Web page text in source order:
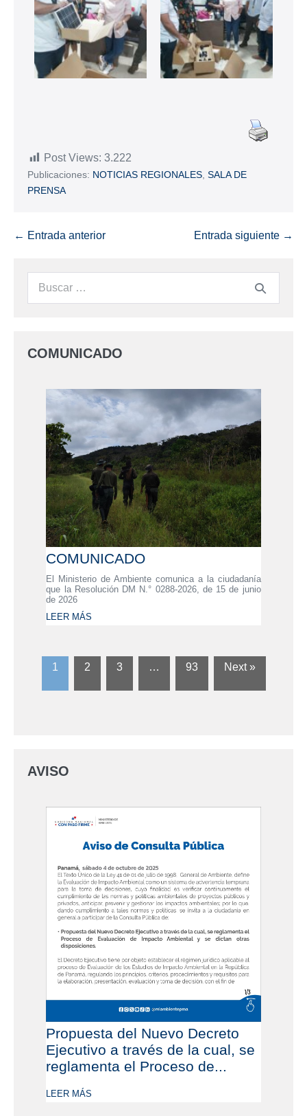
Post Views: 3.222
Publicaciones: NOTICIAS REGIONALES SALA DE
PRENSA
← Entrada anterior Entrada siguiente →
COMUNICADO
COMUNICADO
El Ministerio de Ambiente comunica a la ciudadanía
que la Resolución DM N.° 0288-2026, de 15 de junio
de 2026
LEER MÁS
1 2 3 … 93 Next »
AVISO
Propuesta del Nuevo Decreto
Ejecutivo a través de la cual, se
reglamenta el Proceso de...
LEER MÁS